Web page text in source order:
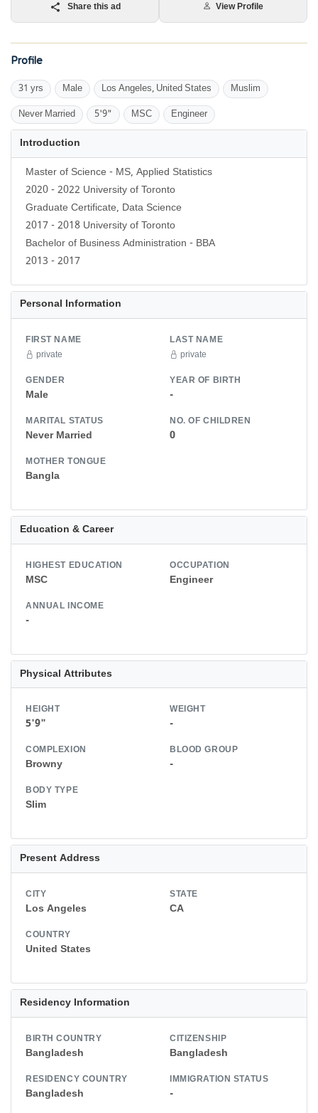
Share this ad View Profile
Profile
31 yrs Male Los Angeles, United States Muslim
Never Married 5'9" MSC Engineer
Introduction
Master of Science - MS, Applied Statistics
2020 - 2022 University of Toronto
Graduate Certificate, Data Science
2017 - 2018 University of Toronto
Bachelor of Business Administration - BBA
2013 - 2017
Personal Information
FIRST NAME
private
LAST NAME
private
GENDER
Male
YEAR OF BIRTH
-
MARITAL STATUS
Never Married
NO. OF CHILDREN
0
MOTHER TONGUE
Bangla
Education & Career
HIGHEST EDUCATION
MSC
OCCUPATION
Engineer
ANNUAL INCOME
-
Physical Attributes
HEIGHT
5'9"
WEIGHT
-
COMPLEXION
Browny
BLOOD GROUP
-
BODY TYPE
Slim
Present Address
CITY
Los Angeles
STATE
CA
COUNTRY
United States
Residency Information
BIRTH COUNTRY
Bangladesh
CITIZENSHIP
Bangladesh
RESIDENCY COUNTRY
Bangladesh
IMMIGRATION STATUS
-